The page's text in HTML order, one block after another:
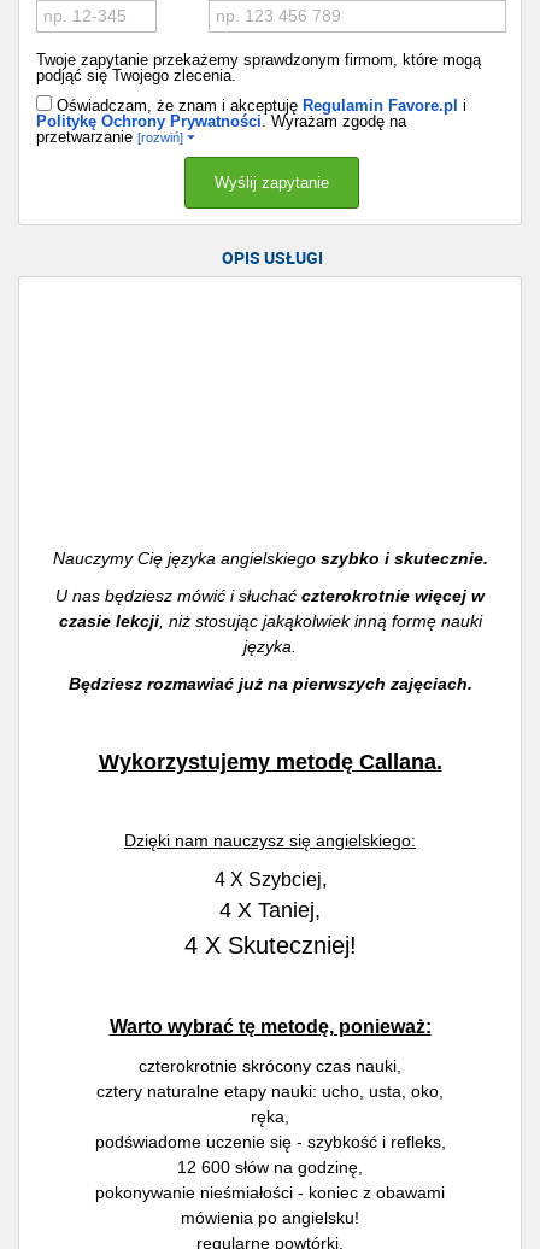
Twoje zapytanie przekażemy sprawdzonym firmom, które mogą
podjąć się Twojego zlecenia.
Oświadczam, że znam i akceptuję Regulamin Favore.pl i
Politykę Ochrony Prywatności . Wyrażam zgodę na
przetwarzanie [rozwiń]
OPIS USŁUGI
Nauczymy Cię języka angielskiego szybko i skutecznie.
U nas będziesz mówić i słuchać czterokrotnie więcej w
czasie lekcji, niż stosując jakąkolwiek inną formę nauki
języka.
Będziesz rozmawiać już na pierwszych zajęciach.
Wykorzystujemy metodę Callana.
Dzięki nam nauczysz się angielskiego:
4 X Szybciej,
4 X Taniej,
4 X Skuteczniej!
Warto wybrać tę metodę, ponieważ:
czterokrotnie skrócony czas nauki,
cztery naturalne etapy nauki: ucho, usta, oko,
ręka,
podświadome uczenie się - szybkość i refleks,
12 600 słów na godzinę,
pokonywanie nieśmiałości - koniec z obawami
mówienia po angielsku!
regularne powtórki.